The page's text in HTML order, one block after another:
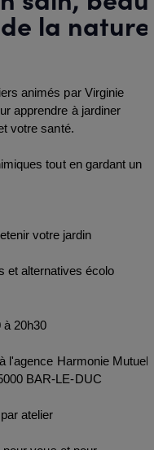
la nature
animés par Virginie
apprendre à jardiner
votre santé.
tout en gardant un
votre jardin
et alternatives écolo
à 20h30
l'agence Harmonie
BAR-LE-DUC
atelier